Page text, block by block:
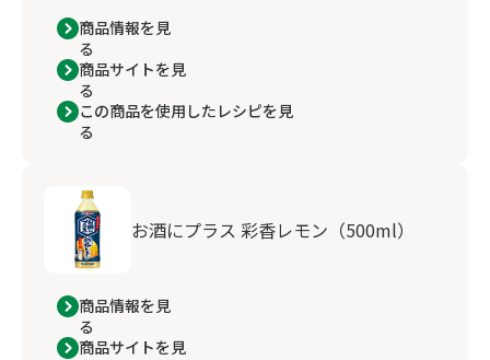
商品情報を見
る
商品サイトを見
る
この商品を使用したレシピを見
る
お酒にプラス 彩香レモン（500ml）
商品情報を見
る
商品サイトを見